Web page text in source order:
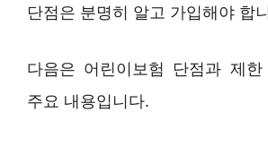
단점은 분명히 알고 가입해야 합
다음은 어린이보험 단점과 제
주요 내용입니다.